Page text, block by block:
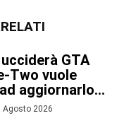
GTA
Two vuole
aggiornarlo...
Agosto 2026